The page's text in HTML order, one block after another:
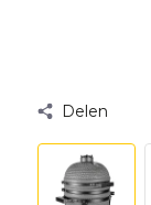
Delen